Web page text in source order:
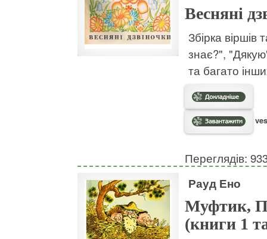
Весняні
Збірка віршів
знає?",
та багато
Переглядів:
Рауд Ено
Муфтик,
(книги 1